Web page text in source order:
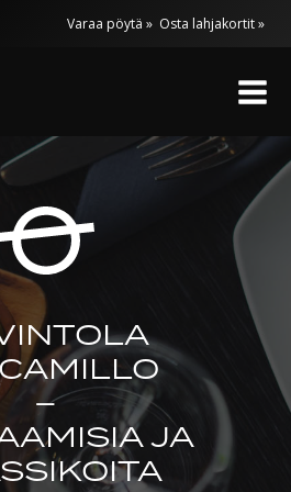
Varaa pöytä » Osta lahjakortit »
–
JA